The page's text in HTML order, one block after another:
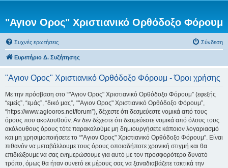
"Αγιον Ορος" Χριστιανικό Ορθόδοξο Φόρουμ
Συχνές ερωτήσεις Σύνδεση
Ευρετήριο Δ. Συζήτησης
"Αγιον Ορος" Χριστιανικό Ορθόδοξο Φόρουμ - Όροι χρήσης
Με την πρόσβαση στο “"Αγιον Ορος" Χριστιανικό Ορθόδοξο Φόρουμ” (εφεξής
“εμείς”, “εμάς”, “δικό μας”, “"Αγιον Ορος" Χριστιανικό Ορθόδοξο Φόρουμ”,
“https://www.agiooros.net/forum”), δέχεστε ότι δεσμεύεστε νομικά από τους
όρους που ακολουθούν. Αν δεν δέχεστε ότι δεσμεύεστε νομικά από όλους τους
ακόλουθους όρους τότε παρακαλούμε μη δημιουργήσετε κάποιον λογαριασμό
και μη χρησιμοποιήσετε το “"Αγιον Ορος" Χριστιανικό Ορθόδοξο Φόρουμ”. Είναι
πιθανόν να μεταβάλλουμε τους όρους οποιαδήποτε χρονική στιγμή και θα
επιδιώξουμε να σας ενημερώσουμε για αυτό με τον προσφορότερο δυνατό
τρόπο, όμως θα ήταν συνετό εκ μέρους σας να ξαναδιαβάζετε τακτικά την